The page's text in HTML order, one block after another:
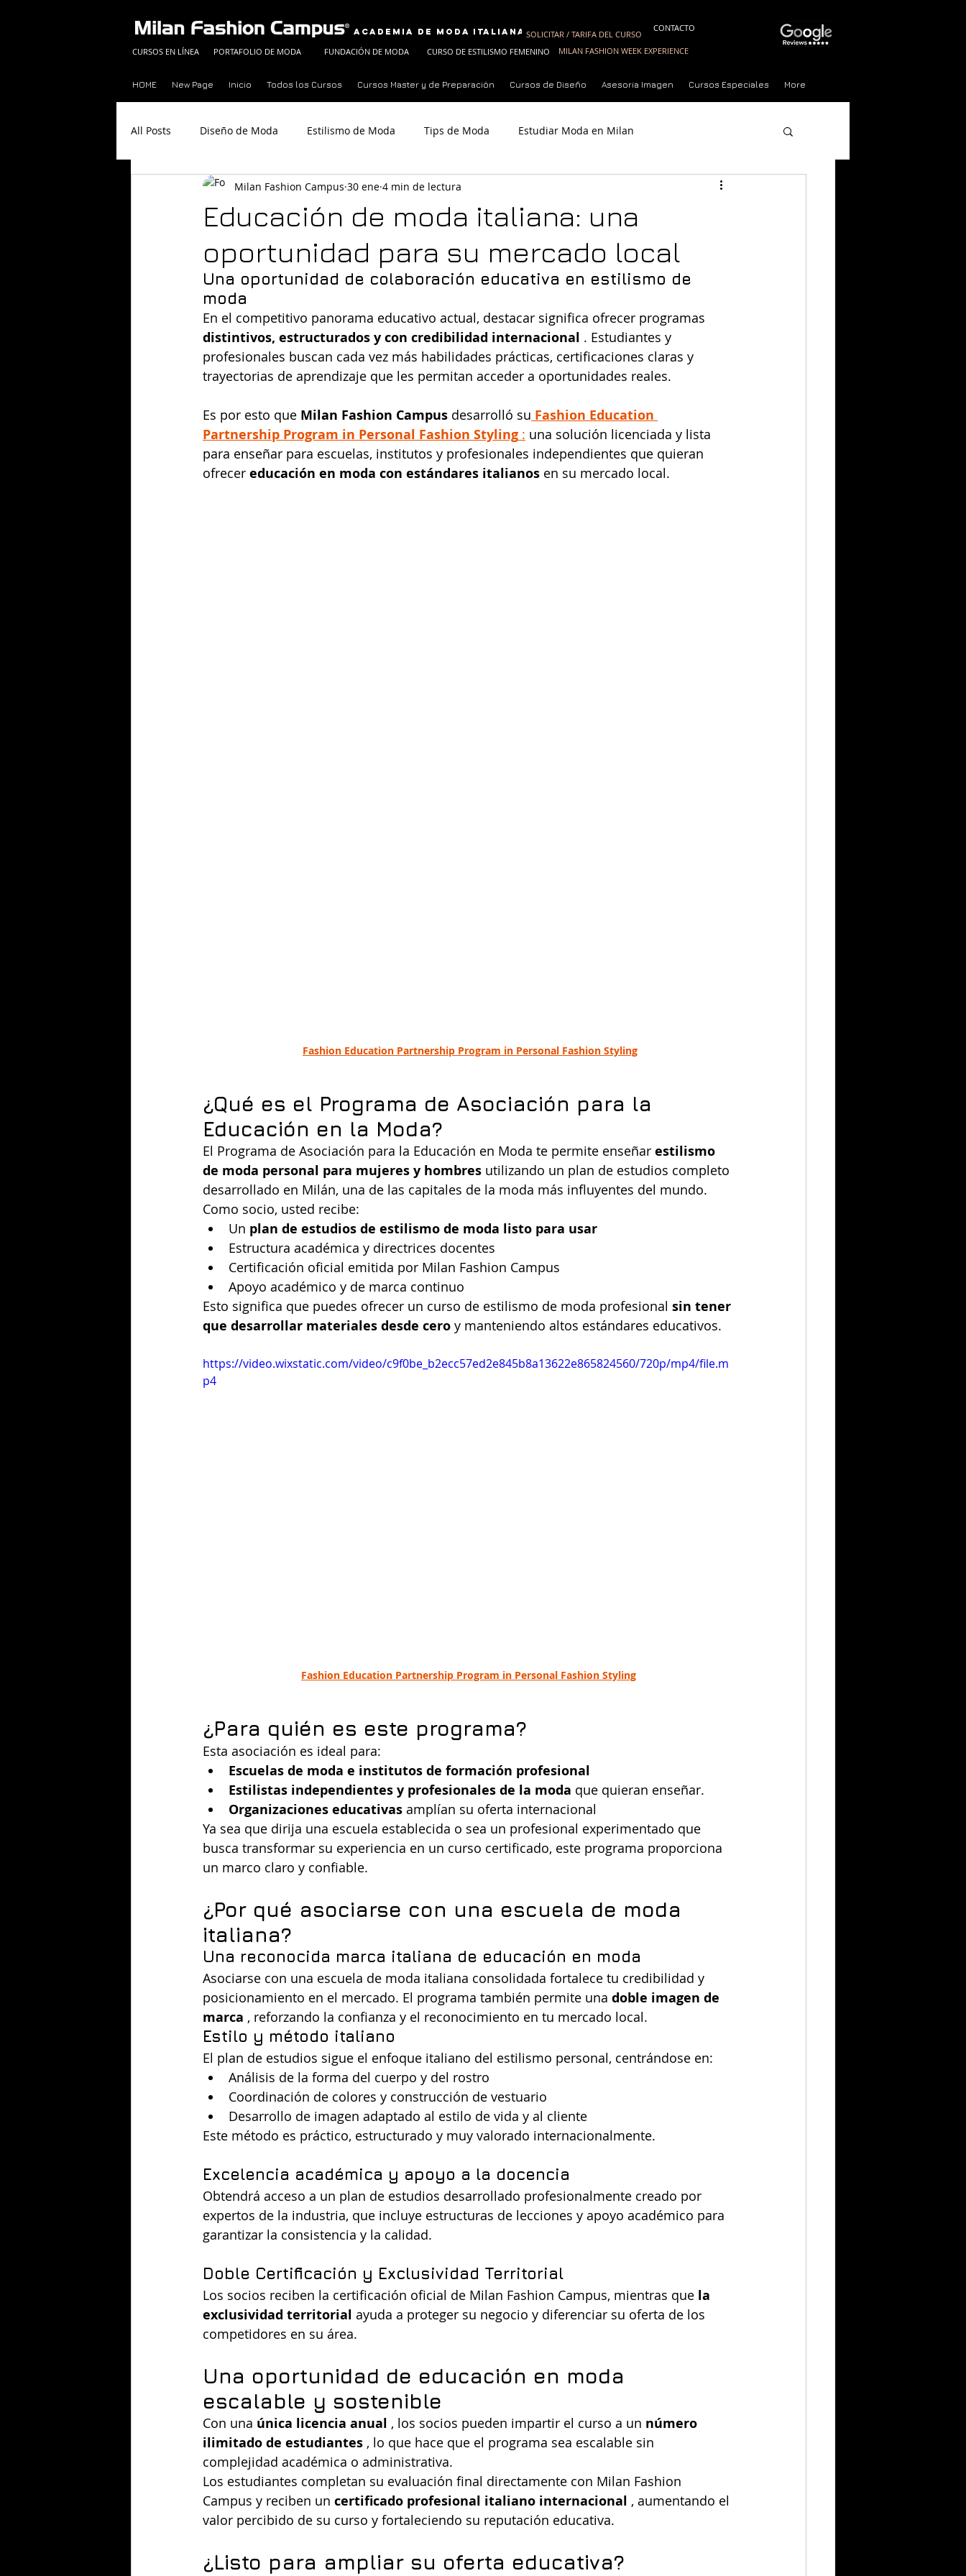
Academia de Moda Italiana SOLICITAR / TARIFA DEL CURSO
CONTACTO
CURSOS EN LÍNEA PORTAFOLIO DE MODA FUNDACIÓN DE MODA CURSO DE ESTILISMO FEMENINO MILAN FASHION WEEK EXPERIENCE
HOME New Page Inicio Todos los Cursos Cursos Master y de Preparación Cursos de Diseño Asesoria Imagen Cursos Especiales More
All Posts Diseño de Moda Estilismo de Moda Tips de Moda Estudiar Moda en Milan
Curso de Moda Online Conseguir Trabajo con MFC Fundador de MFC
Curso de Moda de Verano
Educación de moda italiana: una
oportunidad para su mercado local
Milan Fashion Campus 30 ene 4 min de lectura
Una oportunidad de colaboración educativa en estilismo de
moda
En el competitivo panorama educativo actual, destacar significa ofrecer programas
distintivos, estructurados y con credibilidad internacional . Estudiantes y
profesionales buscan cada vez más habilidades prácticas, certificaciones claras y
trayectorias de aprendizaje que les permitan acceder a oportunidades reales.
Es por esto que Milan Fashion Campus desarrolló su Fashion Education
Partnership Program in Personal Fashion Styling : una solución licenciada y lista
para enseñar para escuelas, institutos y profesionales independientes que quieran
ofrecer educación en moda con estándares italianos en su mercado local.
Fashion Education Partnership Program in Personal Fashion Styling
¿Qué es el Programa de Asociación para la
Educación en la Moda?
El Programa de Asociación para la Educación en Moda te permite enseñar estilismo
de moda personal para mujeres y hombres utilizando un plan de estudios completo
desarrollado en Milán, una de las capitales de la moda más influyentes del mundo.
Como socio, usted recibe:
Un plan de estudios de estilismo de moda listo para usar
Estructura académica y directrices docentes
Certificación oficial emitida por Milan Fashion Campus
Apoyo académico y de marca continuo
Esto significa que puedes ofrecer un curso de estilismo de moda profesional sin tener
que desarrollar materiales desde cero y manteniendo altos estándares educativos.
https://video.wixstatic.com/video/c9f0be_b2ecc57ed2e845b8a13622e865824560/720p/mp4/file.m
p4
Fashion Education Partnership Program in Personal Fashion Styling
¿Para quién es este programa?
Esta asociación es ideal para:
Escuelas de moda e institutos de formación profesional
Estilistas independientes y profesionales de la moda que quieran enseñar.
Organizaciones educativas amplían su oferta internacional
Ya sea que dirija una escuela establecida o sea un profesional experimentado que
busca transformar su experiencia en un curso certificado, este programa proporciona
un marco claro y confiable.
¿Por qué asociarse con una escuela de moda
italiana?
Una reconocida marca italiana de educación en moda
Asociarse con una escuela de moda italiana consolidada fortalece tu credibilidad y
posicionamiento en el mercado. El programa también permite una doble imagen de
marca , reforzando la confianza y el reconocimiento en tu mercado local.
Estilo y método italiano
El plan de estudios sigue el enfoque italiano del estilismo personal, centrándose en:
Análisis de la forma del cuerpo y del rostro
Coordinación de colores y construcción de vestuario
Desarrollo de imagen adaptado al estilo de vida y al cliente
Este método es práctico, estructurado y muy valorado internacionalmente.
Excelencia académica y apoyo a la docencia
Obtendrá acceso a un plan de estudios desarrollado profesionalmente creado por
expertos de la industria, que incluye estructuras de lecciones y apoyo académico para
garantizar la consistencia y la calidad.
Doble Certificación y Exclusividad Territorial
Los socios reciben la certificación oficial de Milan Fashion Campus, mientras que la
exclusividad territorial ayuda a proteger su negocio y diferenciar su oferta de los
competidores en su área.
Una oportunidad de educación en moda
escalable y sostenible
Con una única licencia anual , los socios pueden impartir el curso a un número
ilimitado de estudiantes , lo que hace que el programa sea escalable sin
complejidad académica o administrativa.
Los estudiantes completan su evaluación final directamente con Milan Fashion
Campus y reciben un certificado profesional italiano internacional , aumentando el
valor percibido de su curso y fortaleciendo su reputación educativa.
¿Listo para ampliar su oferta educativa?